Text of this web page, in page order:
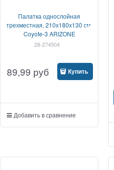
Палатка однослойная
трехместная, 210х180х130 см,
Coyote-3 ARIZONE
28-274504
89,99 руб Купить
Добавить в сравнение